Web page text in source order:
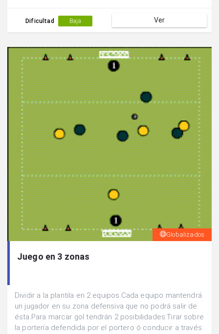
Dificultad Baja Ver
Globalizados
Juego en 3 zonas
Dividir a la plantila en 2 equipos.Cada equipo mantendrá
un jugador en su zona defensiva que no podrá salir de
ésta.Para marcar gol tendrán 2 posibilidades:Tirar sobre
la portería defendida por el portero ó conducir a través